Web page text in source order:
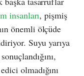
insanları, pişmiş
önemli ölçüde
Suyu yarıya
olmadığını